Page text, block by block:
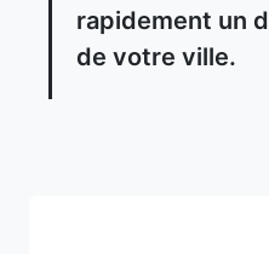
rapidement un
de votre ville.